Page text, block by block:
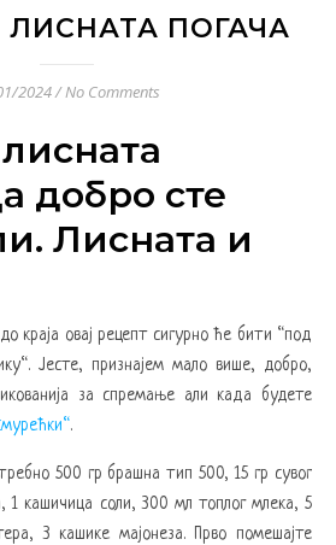
ПОГАЧА
2024/No Comments
добро сте
Лисната и
Јесте, признајем мало више, добро,
за спремање али када будете
.
500 гр брашна тип 500, 15 гр сувог
1 кашичица соли, 300 мл топлог млека, 5
3 кашике мајонеза. Прво помешајте